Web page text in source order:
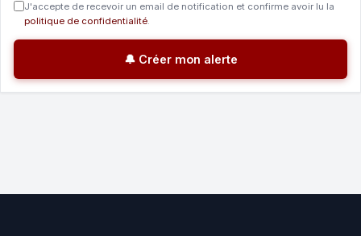
J'accepte de recevoir un email de notification et confirme avoir lu la
politique de confidentialité.
🔔 Créer mon alerte